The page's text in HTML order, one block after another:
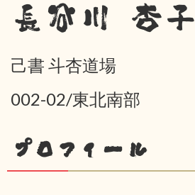
長谷川 杏子
己書 斗杏道場
002-02/東北南部
プロフィール